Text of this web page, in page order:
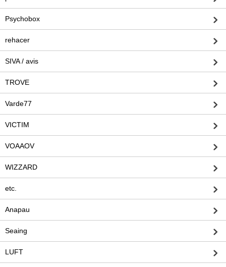
Psychobox
rehacer
SIVA / avis
TROVE
Varde77
VICTIM
VOAAOV
WIZZARD
etc.
Anapau
Seaing
LUFT